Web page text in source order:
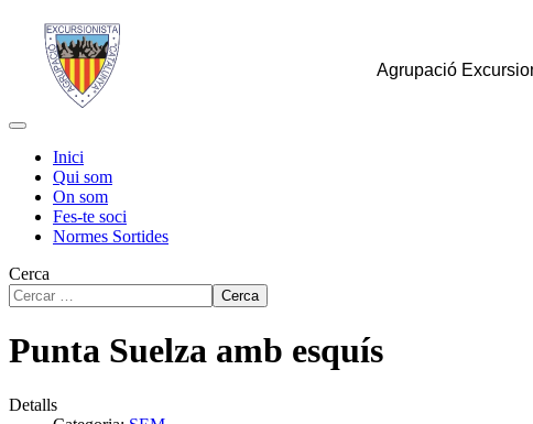
Agrupació
Inici
Qui som
On som
Fes-te soci
Normes Sortides
Cerca
Cerca
Punta Suelza amb esquís
Detalls